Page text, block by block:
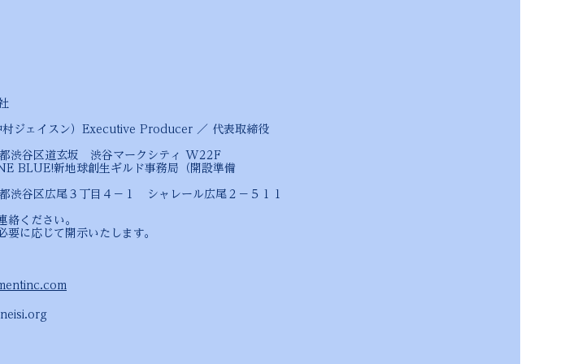
ジェイスン）Executive Producer ／ 代表取締役
谷区道玄坂 渋谷マークシティ W22F
創生ギルド事務局（開設準備
４－１ シャレール広尾２－５１１
ださい。
開示いたします。